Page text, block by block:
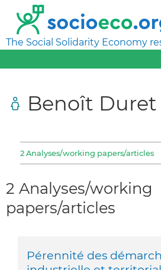
The Social Solidarity Economy
Benoît Duret
2 Analyses/working papers/articles
2 Analyses/working
papers/articles
Pérennité des